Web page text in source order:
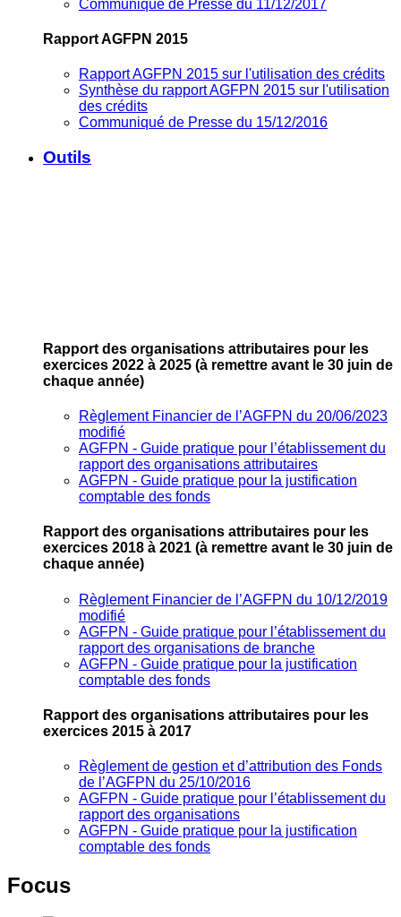
Communiqué de Presse du 11/12/2017
Rapport AGFPN 2015
Rapport AGFPN 2015 sur l'utilisation des crédits
Synthèse du rapport AGFPN 2015 sur l'utilisation
des crédits
Communiqué de Presse du 15/12/2016
Outils
Rapport des organisations attributaires pour les
exercices 2022 à 2025 (à remettre avant le 30 juin de
chaque année)
Règlement Financier de l’AGFPN du 20/06/2023
modifié
AGFPN ‐ Guide pratique pour l’établissement du
rapport des organisations attributaires
AGFPN ‐ Guide pratique pour la justification
comptable des fonds
Rapport des organisations attributaires pour les
exercices 2018 à 2021 (à remettre avant le 30 juin de
chaque année)
Règlement Financier de l’AGFPN du 10/12/2019
modifié
AGFPN ‐ Guide pratique pour l’établissement du
rapport des organisations de branche
AGFPN ‐ Guide pratique pour la justification
comptable des fonds
Rapport des organisations attributaires pour les
exercices 2015 à 2017
Règlement de gestion et d’attribution des Fonds
de l’AGFPN du 25/10/2016
AGFPN ‐ Guide pratique pour l’établissement du
rapport des organisations
AGFPN ‐ Guide pratique pour la justification
comptable des fonds
Focus